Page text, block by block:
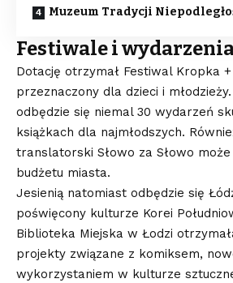
Muzeum Tradycji
Festiwale i
Dotację otrzymał Festiwal Kropka
przeznaczony dla dzieci i
odbędzie się niemal 30 wydarzeń
książkach dla najmłodszych.
translatorski Słowo za Słowo
budżetu miasta.
Jesienią natomiast odbędzie się
poświęcony kulturze Korei
Biblioteka Miejska w Łodzi
projekty związane z komiksem,
wykorzystaniem w kulturze